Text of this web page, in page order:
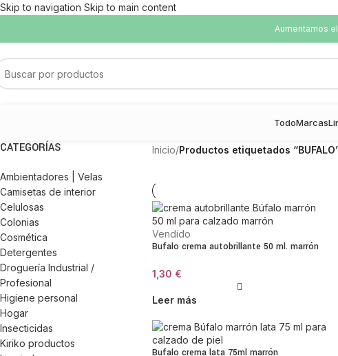
Skip to navigation Skip to main content
Aumentamos
TodoMarcas
CATEGORÍAS
Ambientadores | Velas
Camisetas de interior
Celulosas
Colonias
Cosmética
Detergentes
Droguería Industrial /
Profesional
Higiene personal
Hogar
Insecticidas
Kiriko productos
Inicio/Productos etiquetados
Vendido
Bufalo crema autobrillante 50 ml. marrón
1,30 €
Leer más
Bufalo crema lata 75ml marrón